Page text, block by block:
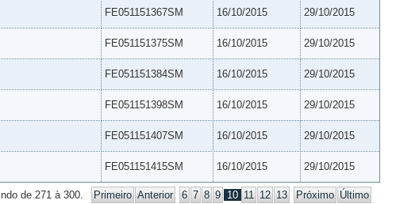
FE051151367SM 16/10/2015 29/10/2015
FE051151375SM 16/10/2015 29/10/2015
FE051151384SM 16/10/2015 29/10/2015
FE051151398SM 16/10/2015 29/10/2015
FE051151407SM 16/10/2015 29/10/2015
FE051151415SM 16/10/2015 29/10/2015
de 271 à 300. Primeiro Anterior 6 7 8 9 10 11 12 13 Próximo Último